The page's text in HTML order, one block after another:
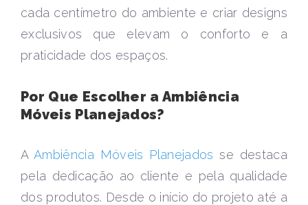
cada centímetro do ambiente e criar designs
exclusivos que elevam o conforto e a
praticidade dos espaços.
Por Que Escolher a Ambiência
Móveis Planejados?
AAmbiência Móveis Planejados se destaca
pela dedicação ao cliente e pela qualidade
dos produtos. Desde o início do projeto até a